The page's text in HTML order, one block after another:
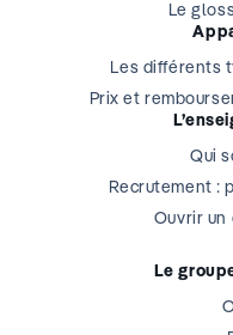
Le
Les différents
Prix et
Qui
Recrutement :
Ouvrir
Le